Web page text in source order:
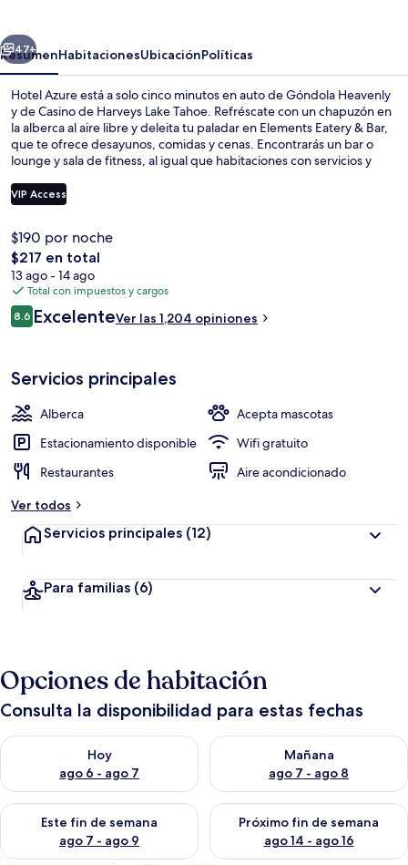
Siguiente
47+
ResumenHabitacionesUbicaciónPolíticas
Hotel Azure está a solo cinco minutos en auto de Góndola Heavenly
y de Casino de Harveys Lake Tahoe. Refréscate con un chapuzón en
la alberca al aire libre y deleita tu paladar en Elements Eatery & Bar,
que te ofrece desayunos, comidas y cenas. Encontrarás un bar o
lounge y sala de fitness, al igual que habitaciones con servicios y
personal amable y la ubicación reciben muy buenas calificaciones de
otros visitantes.
VIP Access
$190 por noche
El
precio
total
es
de
$217 en total
13 ago - 14 ago
Total con impuestos y cargos
Opiniones
8.68.6 de 10,
ExcelenteVer las 1,204 opiniones
Servicios principales
Alberca
Acepta mascotas
Estacionamiento disponible
Wifi gratuito
Restaurantes
Aire acondicionado
Ver todos
Servicios principales (12)
Para familias (6)
Opciones de habitación
Consulta la disponibilidad para estas fechas
Hoy
ago 6 - ago 7
Consulta la disponibilidad para hoy ago 6 - ago 7
Mañana
ago 7 - ago 8
Consulta la disponibilidad
Este fin de semana
ago 7 - ago 9
Consulta la disponibilidad para este fin de semana ago 7 -
Próximo fin de semana
ago 14 - ago 16
Consulta la disponibilidad